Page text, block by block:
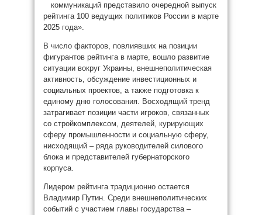
коммуникаций представило очередной выпуск
рейтинга 100 ведущих политиков России в марте
2025 года».
В число факторов, повлиявших на позиции
фигурантов рейтинга в марте, вошло развитие
ситуации вокруг Украины, внешнеполитическая
активность, обсуждение инвестиционных и
социальных проектов, а также подготовка к
единому дню голосования. Восходящий тренд
затрагивает позиции части игроков, связанных
со стройкомплексом, деятелей, курирующих
сферу промышленности и социальную сферу,
нисходящий – ряда руководителей силового
блока и представителей губернаторского
корпуса.
Лидером рейтинга традиционно остается
Владимир Путин. Среди внешнеполитических
событий с участием главы государства –